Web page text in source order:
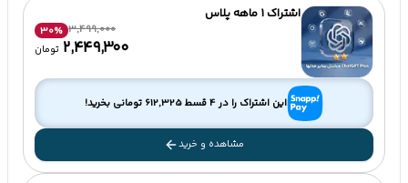
اشتراک 1 ماهه پلاس
3,499,000
30%
۲٬۴۴۹٬۳۰۰ تومان
این اشتراک را در 4 قسط 612,325 تومانی بخرید!
مشاهده و خرید